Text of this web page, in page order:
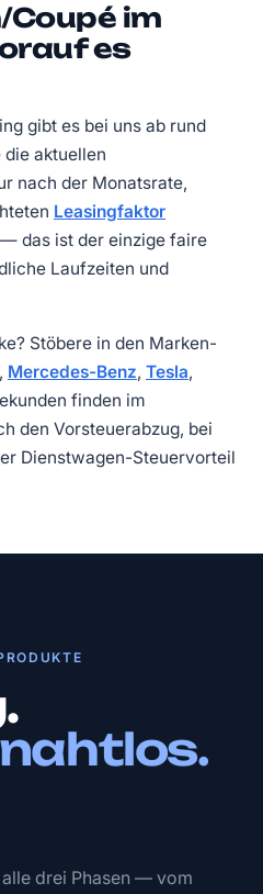
im
es
gibt es bei uns ab rund
aktuellen
nach der Monatsrate,
Leasingfaktor
— das ist der einzige faire
Laufzeiten und
Stöbere in den Marken-
, Mercedes-Benz, Tesla,
finden im
den Vorsteuerabzug, bei
Dienstwagen-Steuervorteil
nahtlos.
drei Phasen — vom